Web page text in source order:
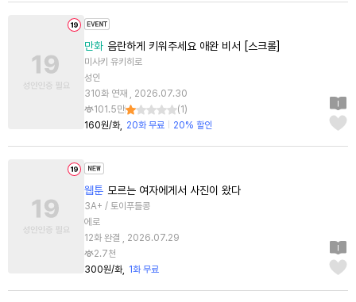
만화 음란하게 키워주세요 애완 비서 [스크롤]
미사키 유키히로
성인
310화 연재 , 2026.07.30
101.5만
(1 )
160원/화
20화 무료 20% 할인
웹툰 모르는 여자에게서 사진이 왔다
3A+ / 토이푸들콩
에로
12화 완결 , 2026.07.29
2.7천
300원/화
1화 무료